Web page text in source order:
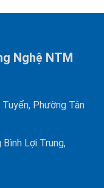
Nghệ NTM
Phường Tân
Bình Lợi Trung,